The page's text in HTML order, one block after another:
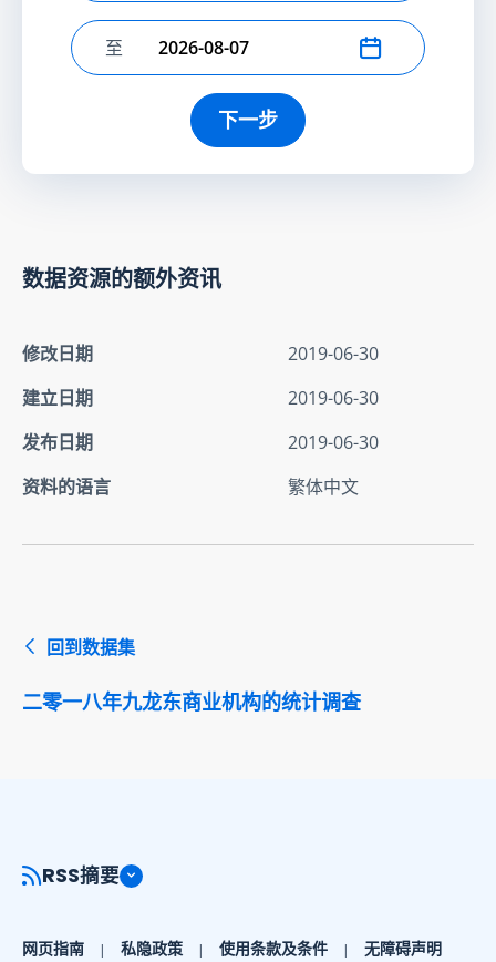
选择结束日期
至
下一步
数据资源的额外资讯
修改日期
2019-06-30
建立日期
2019-06-30
发布日期
2019-06-30
资料的语言
繁体中文
回到数据集
二零一八年九龙东商业机构的统计调查
RSS摘要
网页指南 私隐政策 使用条款及条件 无障碍声明